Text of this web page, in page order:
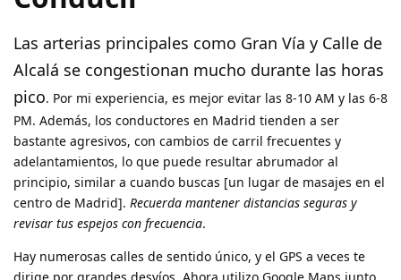
Las arterias principales como Gran Vía y Calle de
Alcalá se congestionan mucho durante las horas
pico. Por mi experiencia, es mejor evitar las 8-10 AM y las 6-8
PM. Además, los conductores en Madrid tienden a ser
bastante agresivos, con cambios de carril frecuentes y
adelantamientos, lo que puede resultar abrumador al
principio, similar a cuando buscas [un lugar de masajes en el
centro de Madrid]. Recuerda mantener distancias seguras y
revisar tus espejos con frecuencia.
Hay numerosas calles de sentido único, y el GPS a veces te
dirige por grandes desvíos. Ahora utilizo Google Maps junto